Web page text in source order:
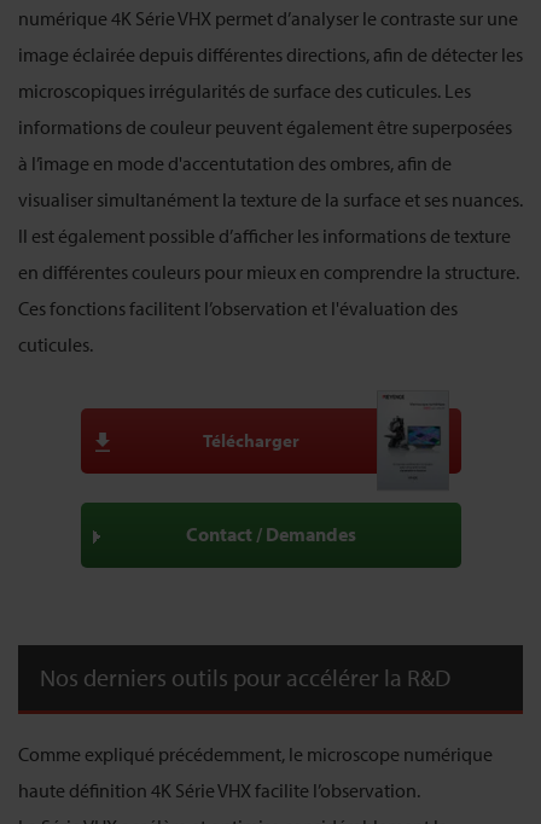
numérique 4K Série VHX permet d’analyser le contraste sur une
image éclairée depuis différentes directions, afin de détecter les
microscopiques irrégularités de surface des cuticules. Les
informations de couleur peuvent également être superposées
à l’image en mode d'accentutation des ombres, afin de
visualiser simultanément la texture de la surface et ses nuances.
Il est également possible d’afficher les informations de texture
en différentes couleurs pour mieux en comprendre la structure.
Ces fonctions facilitent l’observation et l'évaluation des
cuticules.
Télécharger
Contact / Demandes
Nos derniers outils pour accélérer la R&D
Comme expliqué précédemment, le microscope numérique
haute définition 4K Série VHX facilite l’observation.